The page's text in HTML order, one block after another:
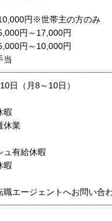
円※世帯主の方のみ
円～17,000円
円～10,000円
当
日（月8～10日）
暇
休業
ュ有給休暇
暇
エージェントへお問い合